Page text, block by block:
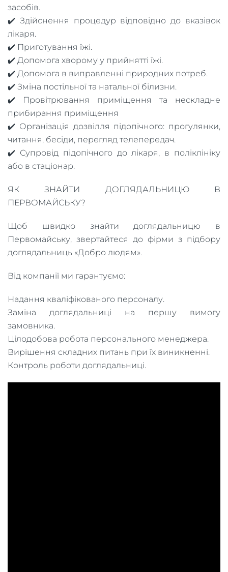
засобів.
✔️ Здійснення процедур відповідно до вказівок
лікаря.
✔️ Приготування їжі.
✔️ Допомога хворому у прийнятті їжі.
✔️ Допомога в виправленні природних потреб.
✔️ Зміна постільної та натальної білизни.
✔️ Провітрювання приміщення та нескладне
прибирання приміщення
✔️ Організація дозвілля підопічного: прогулянки,
читання, бесіди, перегляд телепередач.
✔️ Супровід підопічного до лікаря, в поліклініку
або в стаціонар.
ЯК ЗНАЙТИ ДОГЛЯДАЛЬНИЦЮ В
ПЕРВОМАЙСЬКУ?
Щоб швидко знайти доглядальницю в
Первомайську, звертайтеся до фірми з підбору
доглядальниць «Добро людям».
Від компанії ми гарантуємо:
Надання кваліфікованого персоналу.
Заміна доглядальниці на першу вимогу
замовника.
Цілодобова робота персонального менеджера.
Вирішення складних питань при їх виникненні.
Контроль роботи доглядальниці.